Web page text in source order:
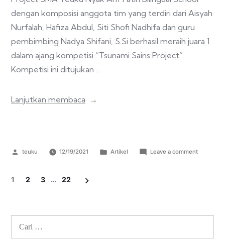
dengan komposisi anggota tim yang terdiri dari Aisyah
Nurfalah, Hafiza Abdul, Siti Shofi Nadhifa dan guru
pembimbing Nadya Shifani, S.Si berhasil meraih juara 1
dalam ajang kompetisi “Tsunami Sains Project”.
Kompetisi ini ditujukan …
Lanjutkan membaca
teuku 12/19/2021 Artikel Leave a comment
1 2 3 … 22